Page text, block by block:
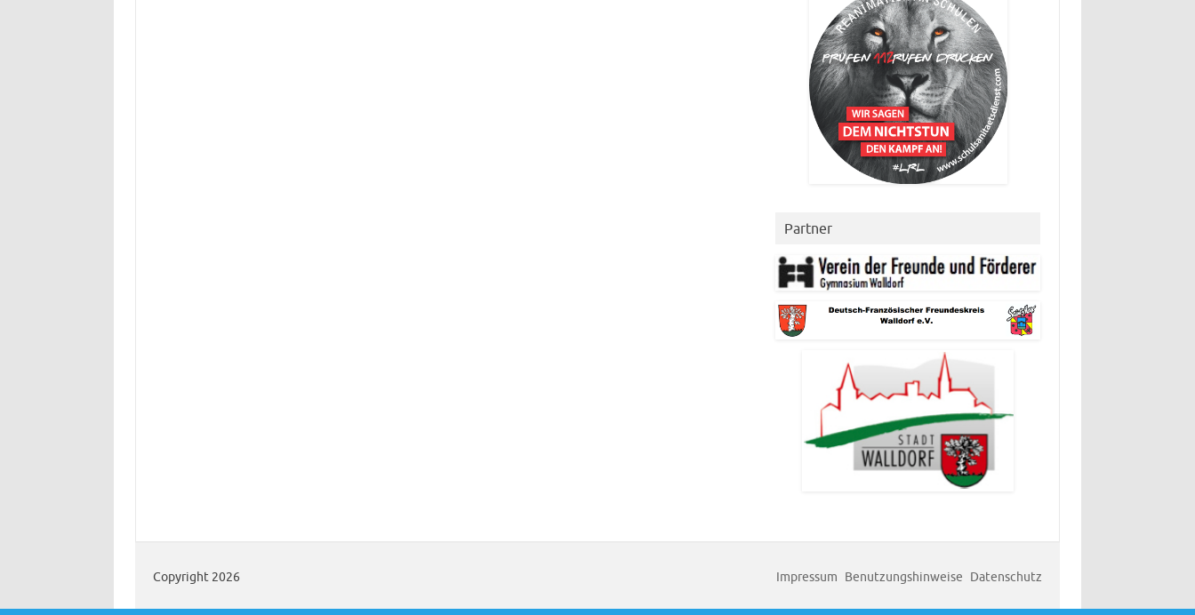
Partner
Copyright 2026 Impressum Benutzungshinweise Datenschutz